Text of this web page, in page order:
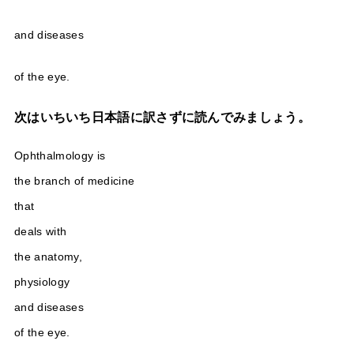
and diseases
of the eye.
次はいちいち日本語に訳さずに読んでみましょう。
Ophthalmology is
the branch of medicine
that
deals with
the anatomy,
physiology
and diseases
of the eye.